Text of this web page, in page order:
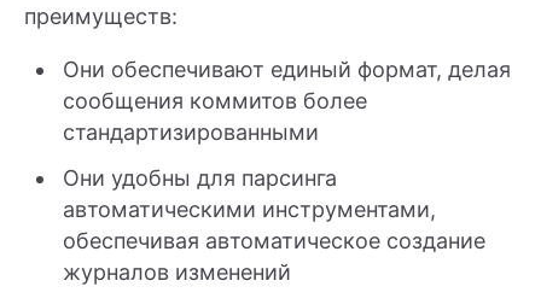
преимуществ:
Они обеспечивают единый формат, делая
сообщения коммитов более
стандартизированными
Они удобны для парсинга
автоматическими инструментами,
обеспечивая автоматическое создание
журналов изменений